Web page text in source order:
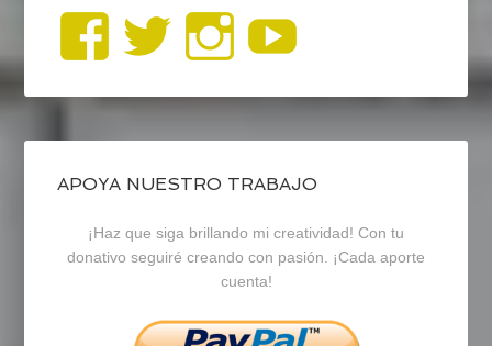
Ver
perfil
de
blogrecursosep
en
Facebook
Ver
perfil
de
recursosep
en
Twitter
Ver
perfil
de
recursosep
en
Instagram
APOYA NUESTRO TRABAJO
¡Haz que siga brillando mi creatividad! Con tu
donativo seguiré creando con pasión. ¡Cada aporte
cuenta!